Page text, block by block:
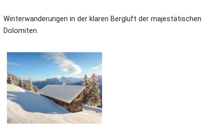
Winterwanderungen in der klaren Bergluft der majestätischen
Dolomiten.